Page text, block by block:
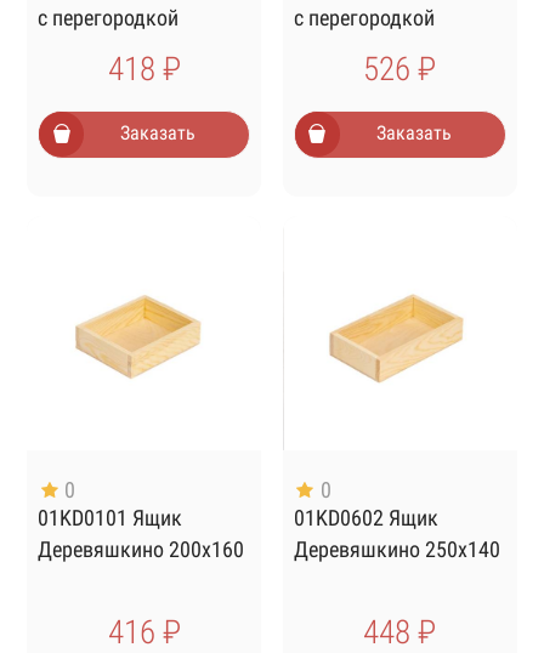
с перегородкой
418 ₽
Заказать
с перегородкой
526 ₽
Заказать
0
01KD0101 Ящик
Деревяшкино 200х160
416 ₽
0
01KD0602 Ящик
Деревяшкино 250х140
448 ₽